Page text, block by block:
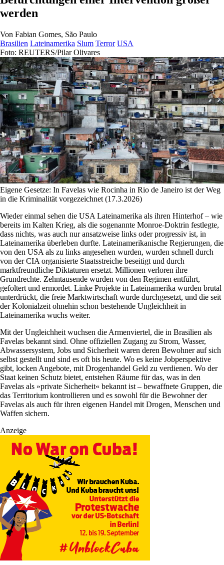
werden
Von Fabian Gomes, São Paulo
Brasilien Lateinamerika Slum Terror USA
Foto: REUTERS/Pilar Olivares
Eigene Gesetze: In Favelas wie Rocinha in Rio de Janeiro ist der Weg
in die Kriminalität vorgezeichnet (17.3.2026)
Wieder einmal sehen die USA Lateinamerika als ihren Hinterhof – wie
bereits im Kalten Krieg, als die sogenannte Monroe-Doktrin festlegte,
dass nichts, was auch nur ansatzweise links oder progressiv ist, in
Lateinamerika überleben durfte. Lateinamerikanische Regierungen, die
von den USA als zu links angesehen wurden, wurden schnell durch
von der CIA organisierte Staatsstreiche beseitigt und durch
marktfreundliche Diktaturen ersetzt. Millionen verloren ihre
Grundrechte. Zehntausende wurden von den Regimen entführt,
gefoltert und ermordet. Linke Projekte in Lateinamerika wurden brutal
unterdrückt, die freie Marktwirtschaft wurde durchgesetzt, und die seit
der Kolonialzeit ohnehin schon bestehende Ungleichheit in
Lateinamerika wuchs weiter.
Mit der Ungleichheit wuchsen die Armenviertel, die in Brasilien als
Favelas bekannt sind. Ohne offiziellen Zugang zu Strom, Wasser,
Abwassersystem, Jobs und Sicherheit waren deren Bewohner auf sich
selbst gestellt und sind es oft bis heute. Wo es keine Jobperspektive
gibt, locken Angebote, mit Drogenhandel Geld zu verdienen. Wo der
Staat keinen Schutz bietet, entstehen Räume für das, was in den
Favelas als »private Sicherheit« bekannt ist – bewaffnete Gruppen, die
das Territorium kontrollieren und es sowohl für die Bewohner der
Favelas als auch für ihren eigenen Handel mit Drogen, Menschen und
Waffen sichern.
Anzeige